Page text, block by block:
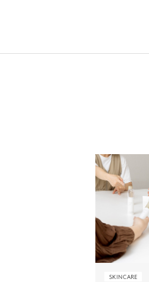
SKINCARE